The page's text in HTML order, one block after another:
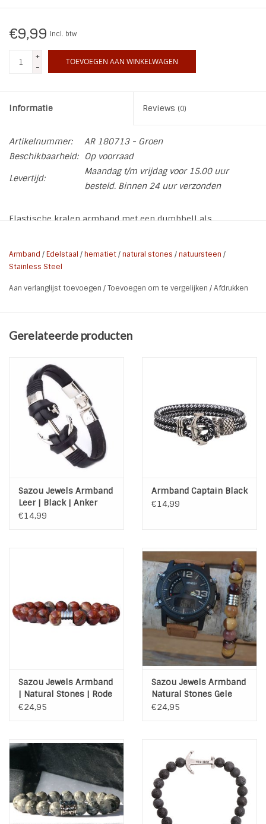
€9,99 Incl. btw
+
-
TOEVOEGEN AAN WINKELWAGEN
Informatie Reviews (0)
Artikelnummer:
AR 180713 - Groen
Beschikbaarheid:
Op voorraad
Levertijd:
Maandag t/m vrijdag voor 15.00 uur
besteld. Binnen 24 uur verzonden
Elastische kralen armband met een dumbbell als
Jaspis steen.
* Soort: Elastische armband
* Materiaal: Alloy | Stone glass
* Dumbbell grootte: 2 cm breed
* Kraal: 8 mm
Armband /Edelstaal /hematiet/natural stones /natuursteen /
Stainless Steel
Aan verlanglijst toevoegen /Toevoegen om te vergelijken /Afdrukken
Gerelateerde producten
Sazou Jewels Armband
Leer | Black | Anker
€14,99
Armband Captain Black
€14,99
Sazou Jewels Armband
| Natural Stones | Rode
Jasper
€24,95
Sazou Jewels Armband
Natural Stones Gele
Jasper
€24,95